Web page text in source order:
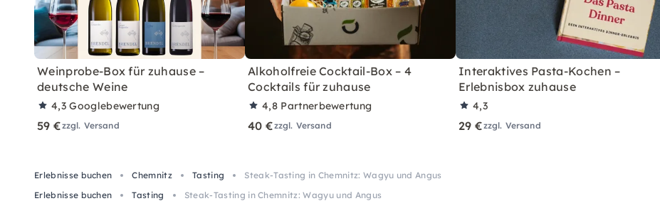
Weinprobe-Box für zuhause –
deutsche Weine
4,3Googlebewertung
59 €zzgl. Versand
Alkoholfreie Cocktail-Box – 4
Cocktails für zuhause
4,8 Partnerbewertung
40 €zzgl. Versand
Interaktives Pasta-Kochen –
Erlebnisbox zuhause
4,3
29 €zzgl. Versand
Erlebnisse buchen Chemnitz Tasting
Steak-Tasting in Chemnitz: Wagyu und Angus
Erlebnisse buchen
Tasting Steak-Tasting in Chemnitz: Wagyu und Angus